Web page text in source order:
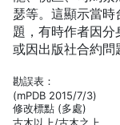
瑟等。這顯示當
題，有時作者因分
或因出版社合約問
勘誤表：
(mPDB 2015/7/3)
修改標點 (多處)